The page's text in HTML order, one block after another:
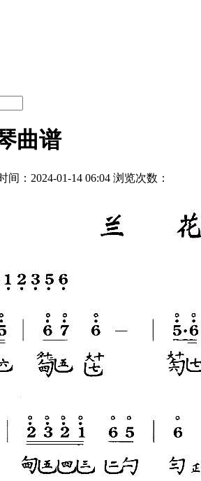
曲谱
间：2024-01-14 06:04 浏览次数：